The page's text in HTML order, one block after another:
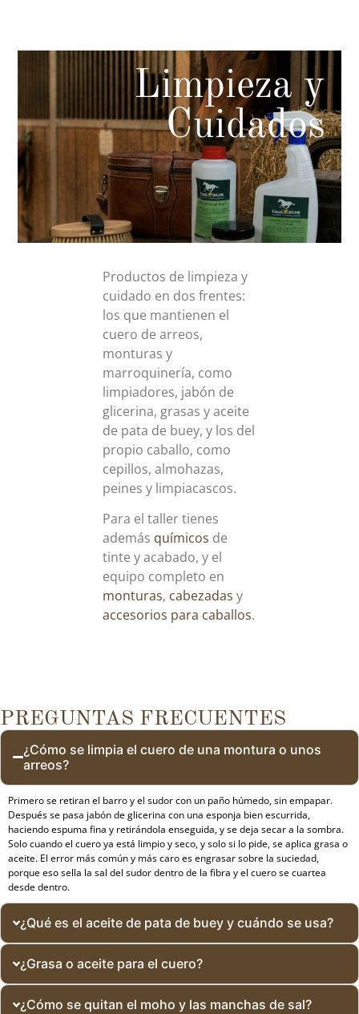
Limpieza y
Cuidados
Productos de limpieza y
cuidado en dos frentes:
los que mantienen el
cuero de arreos,
monturas y
marroquinería, como
limpiadores, jabón de
glicerina, grasas y aceite
de pata de buey, y los del
propio caballo, como
cepillos, almohazas,
peines y limpiacascos.
Para el taller tienes
además químicos de
tinte y acabado, y el
equipo completo en
monturas, cabezadas y
accesorios para caballos.
PREGUNTAS FRECUENTES
¿Cómo se limpia el cuero de una montura o unos
arreos?
Primero se retiran el barro y el sudor con un paño húmedo, sin empapar.
Después se pasa jabón de glicerina con una esponja bien escurrida,
haciendo espuma fina y retirándola enseguida, y se deja secar a la sombra.
Solo cuando el cuero ya está limpio y seco, y solo si lo pide, se aplica grasa o
aceite. El error más común y más caro es engrasar sobre la suciedad,
porque eso sella la sal del sudor dentro de la fibra y el cuero se cuartea
desde dentro.
¿Qué es el aceite de pata de buey y cuándo se usa?
¿Grasa o aceite para el cuero?
¿Cómo se quitan el moho y las manchas de sal?